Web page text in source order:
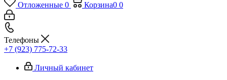
Отложенные 0 Корзина0 0
Телефоны
+7 (923) 775-72-33
Личный кабинет